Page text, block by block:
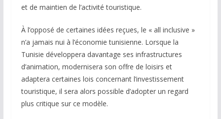
et de maintien de l’activité touristique.
À l’opposé de certaines idées reçues, le « all inclusive »
n’a jamais nui à l’économie tunisienne. Lorsque la
Tunisie développera davantage ses infrastructures
d’animation, modernisera son offre de loisirs et
adaptera certaines lois concernant l’investissement
touristique, il sera alors possible d’adopter un regard
plus critique sur ce modèle.